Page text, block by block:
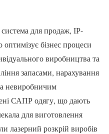
для продаж, ІР-
бізнес процеси
виробництва та
запасами, нарахування
невиробничим
САПР одягу, що дають
для виготовлення
лазерний розкрій виробів